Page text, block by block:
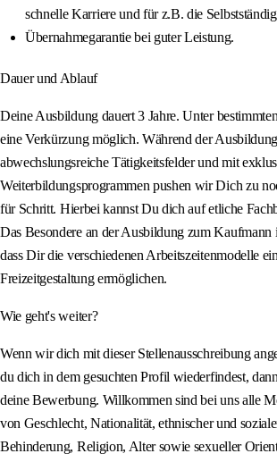
schnelle Karriere und für z.B. die
Übernahmegarantie bei guter Leistung.
Dauer und Ablauf
Deine Ausbildung dauert 3 Jahre. Unter
eine Verkürzung möglich. Während der
abwechslungsreiche Tätigkeitsfelder und mit
Weiterbildungsprogrammen pushen wir Dich zu
für Schritt. Hierbei kannst Du dich auf etliche
Das Besondere an der Ausbildung zum Kaufmann
dass Dir die verschiedenen Arbeitszeitenmodelle
Freizeitgestaltung ermöglichen.
Wie geht's weiter?
Wenn wir dich mit dieser Stellenausschreibung
du dich in dem gesuchten Profil wiederfindest,
deine Bewerbung. Willkommen sind bei uns alle
von Geschlecht, Nationalität, ethnischer und
Behinderung, Religion, Alter sowie sexueller